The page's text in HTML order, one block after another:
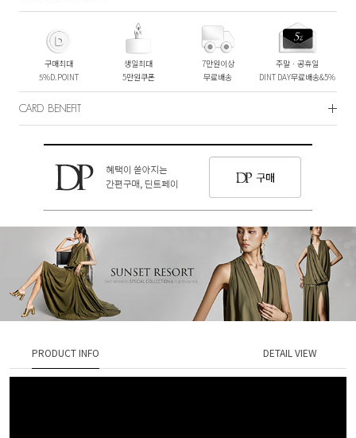
구매최대
5%D.POINT
생일최대
5만원쿠폰
7만원이상
무료배송
주말ㆍ공휴일
DINT DAY무료배송&5%
CARD BENEFIT
PRODUCT INFO DETAIL VIEW